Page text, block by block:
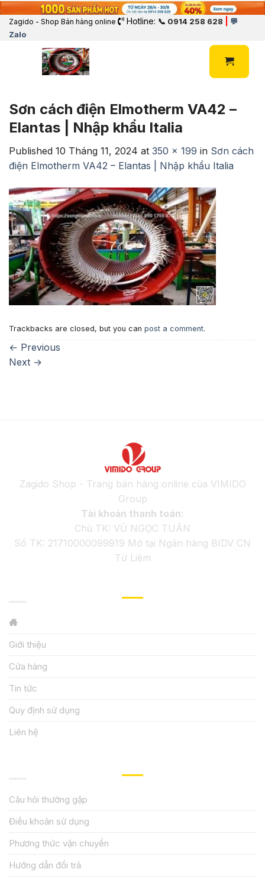
Zagido - Shop Bán hàng online Hotline: 📞 0914 258 628
💬
Zalo
Sơn cách điện Elmotherm VA42 –
Elantas | Nhập khẩu Italia
Published 10 Tháng 11, 2024 at 350 × 199 in Sơn cách
điện Elmotherm VA42 – Elantas | Nhập khẩu Italia
Trackbacks are closed, but you can post a comment.
← Previous
Next →
Zagido Shop - Trang bán hàng online của VIMIDO
Group
Tài khoản thanh toán:
Chủ TK: VŨ NGỌC TUÂN
Số TK: 21710000099919 Mở tại Ngân hàng BIDV CN
Từ Liêm
Giới thiệu
Cửa hàng
Tin tức
Quy định sử dụng
Liên hệ
Câu hỏi thường gặp
Điều khoản sử dụng
Phương thức vận chuyển
Hướng dẫn đổi trả